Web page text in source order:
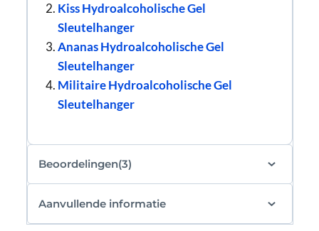
Kiss Hydroalcoholische Gel
Sleutelhanger
Ananas Hydroalcoholische Gel
Sleutelhanger
Militaire Hydroalcoholische Gel
Sleutelhanger
Beoordelingen(3)
Aanvullende informatie